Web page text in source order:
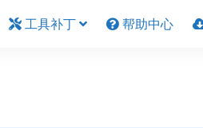
工具补丁 帮助中心